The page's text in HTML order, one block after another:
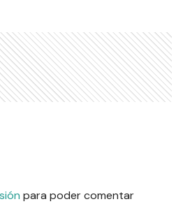
para poder comentar